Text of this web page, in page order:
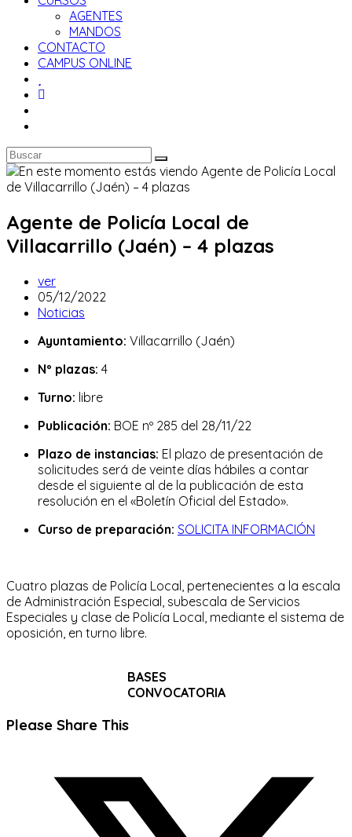
AGENTES
MANDOS
CONTACTO
CAMPUS ONLINE
Agente de Policía Local de
Villacarrillo (Jaén) – 4 plazas
Autor
de
la
ver
Publicación
de
entrada:
05/12/2022
Categoría
la
Noticias
Ayuntamiento: Villacarrillo (Jaén)
Nº plazas: 4
Turno: libre
Publicación: BOE nº 285 del 28/11/22
Plazo de instancias: El plazo de presentación de
solicitudes será de veinte días hábiles a contar
desde el siguiente al de la publicación de esta
resolución en el «Boletín Oficial del Estado».
Curso de preparación: SOLICITA INFORMACIÓN
Cuatro plazas de Policía Local, pertenecientes a la escala
de Administración Especial, subescala de Servicios
Especiales y clase de Policía Local, mediante el sistema de
oposición, en turno libre.
BASES
CONVOCATORIA
Please Share ThisCompartir